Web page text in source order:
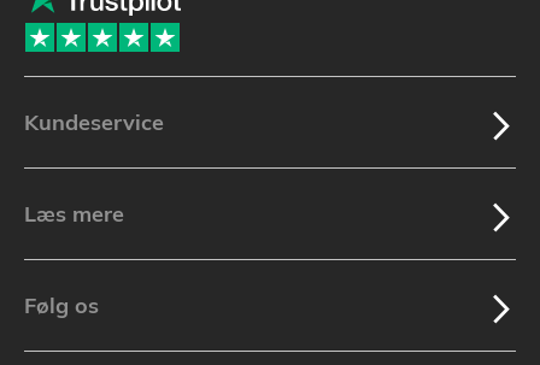
Kundeservice
Læs mere
Følg os